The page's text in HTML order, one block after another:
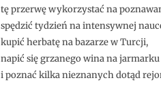
tę przerwę wykorzystać na
spędzić tydzień na intensywnej
kupić herbatę na bazarze w Turcji,
napić się grzanego wina na
i poznać kilka nieznanych dotąd